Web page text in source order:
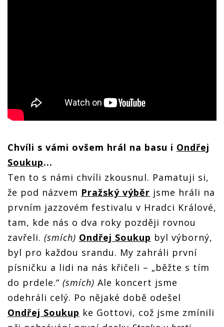
Chvíli s vámi ovšem hrál na basu i Ondřej
Soukup...
Ten to s námi chvíli zkousnul. Pamatuji si,
že pod názvem Pražský výběr jsme hráli na
prvním jazzovém festivalu v Hradci Králové,
tam, kde nás o dva roky později rovnou
zavřeli. (smích) Ondřej Soukup byl výborný,
byl pro každou srandu. My zahráli první
písničku a lidi na nás křičeli – „běžte s tím
do prdele.“ (smích) Ale koncert jsme
odehráli celý. Po nějaké době odešel
Ondřej Soukup ke Gottovi, což jsme zmínili